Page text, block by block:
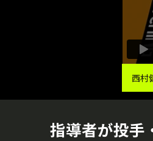
西村
指導者が投手